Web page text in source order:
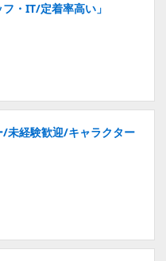
・IT/定着率高い」
未経験歓迎/キャラクター